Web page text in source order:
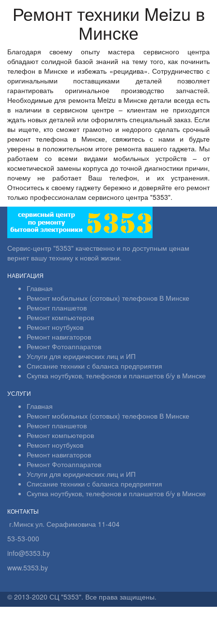
Ремонт техники Meizu в
Минске
Благодаря своему опыту мастера сервисного центра
обладают солидной базой знаний на тему того, как починить
телефон в Минске и избежать «рецидива». Сотрудничество с
оригинальными поставщиками деталей позволяет
гарантировать оригинальное производство запчастей.
Необходимые для ремонта Meizu в Минске детали всегда есть
в наличии в сервисном центре – клиентам не приходится
ждать новых деталей или оформлять специальный заказ. Если
вы ищете, кто сможет грамотно и недорого сделать срочный
ремонт телефона в Минске, свяжитесь с нами и будьте
уверены в положительном итоге ремонта вашего гаджета. Мы
работаем со всеми видами мобильных устройств – от
косметической замены корпуса до точной диагностики причин,
почему не работает Ваш телефон, и их устранения.
Относитесь к своему гаджету бережно и доверяйте его ремонт
только профессионалам сервисного центра "5353".
Сервис-центр "5353" качественно и по доступным ценам
вернет вашу технику к новой жизни.
НАВИГАЦИЯ
Главная
Ремонт мобильных (сотовых) телефонов В Минске
Ремонт планшетов
Ремонт компьютеров
Ремонт ноутбуков
Ремонт навигаторов
Ремонт Фотоаппаратов
Услуги для юридических лиц и ИП
Списание техники с баланса предприятия
Скупка ноутбуков, телефонов и планшетов б/у в Минске
УСЛУГИ
Главная
Ремонт мобильных (сотовых) телефонов В Минске
Ремонт планшетов
Ремонт компьютеров
Ремонт ноутбуков
Ремонт навигаторов
Ремонт Фотоаппаратов
Услуги для юридических лиц и ИП
Списание техники с баланса предприятия
Скупка ноутбуков, телефонов и планшетов б/у в Минске
КОНТАКТЫ
г.Минск ул. Серафимовича 11-404
53-53-000
info@5353.by
www.5353.by
© 2013-2020 СЦ "5353". Все права защищены.